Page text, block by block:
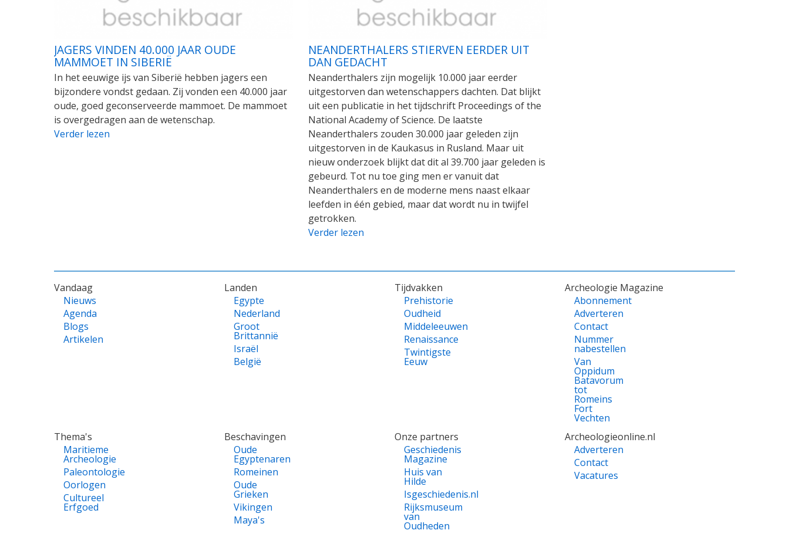
JAGERS VINDEN 40.000 JAAR OUDE
MAMMOET IN SIBERIË
In het eeuwige ijs van Siberië hebben jagers een
bijzondere vondst gedaan. Zij vonden een 40.000 jaar
oude, goed geconserveerde mammoet. De mammoet
is overgedragen aan de wetenschap.
Verder lezen
NEANDERTHALERS STIERVEN EERDER UIT
DAN GEDACHT
Neanderthalers zijn mogelijk 10.000 jaar eerder
uitgestorven dan wetenschappers dachten. Dat blijkt
uit een publicatie in het tijdschrift Proceedings of the
National Academy of Science. De laatste
Neanderthalers zouden 30.000 jaar geleden zijn
uitgestorven in de Kaukasus in Rusland. Maar uit
nieuw onderzoek blijkt dat dit al 39.700 jaar geleden is
gebeurd. Tot nu toe ging men er vanuit dat
Neanderthalers en de moderne mens naast elkaar
leefden in één gebied, maar dat wordt nu in twijfel
getrokken.
Verder lezen
VOET
Vandaag
Nieuws
Agenda
Blogs
Artikelen
Landen
Egypte
Nederland
Groot
Brittannië
Israël
België
Tijdvakken
Prehistorie
Oudheid
Middeleeuwen
Renaissance
Twintigste
Eeuw
Archeologie Magazine
Abonnement
Adverteren
Contact
Nummer
nabestellen
Van
Oppidum
Batavorum
tot
Romeins
Fort
Vechten
Thema's
Maritieme
Archeologie
Paleontologie
Oorlogen
Cultureel
Erfgoed
Beschavingen
Oude
Egyptenaren
Romeinen
Oude
Grieken
Vikingen
Maya's
Onze partners
Geschiedenis
Magazine
Huis van
Hilde
Isgeschiedenis.nl
Rijksmuseum
van
Oudheden
Archeologieonline.nl
Adverteren
Contact
Vacatures